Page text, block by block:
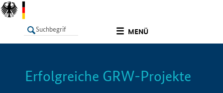
MENÜ
LISTE Info
Erfolgreiche GRW-Projekte